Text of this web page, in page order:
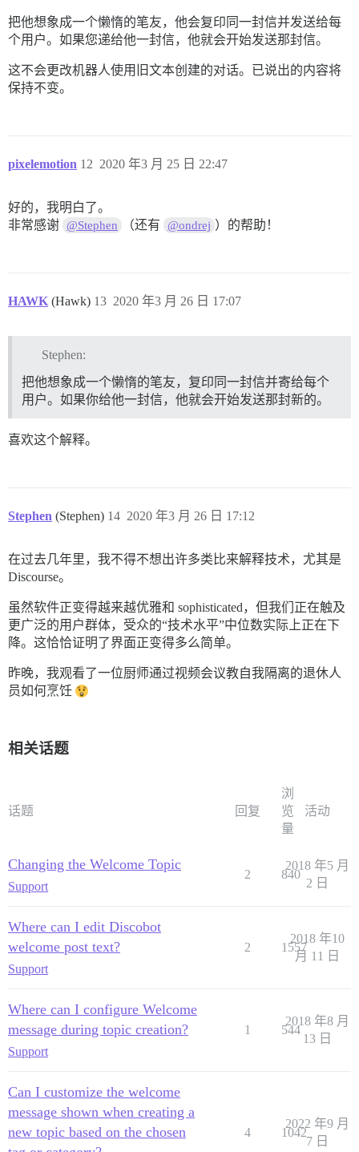
把他想象成一个懒惰的笔友，他会复印同一封信并发送给每
个用户。如果您递给他一封信，他就会开始发送那封信。
这不会更改机器人使用旧文本创建的对话。已说出的内容将
保持不变。
pixelemotion 2020 年3 月 25 日 22:47
12
好的，我明白了。
非常感谢 @Stephen （还有 @ondrej ）的帮助！
HAWK (Hawk) 2020 年3 月 26 日 17:07
13
Stephen:
把他想象成一个懒惰的笔友，复印同一封信并寄给每个
用户。如果你给他一封信，他就会开始发送那封新的。
喜欢这个解释。
Stephen (Stephen) 2020 年3 月 26 日 17:12
14
在过去几年里，我不得不想出许多类比来解释技术，尤其是
Discourse。
虽然软件正变得越来越优雅和 sophisticated，但我们正在触及
更广泛的用户群体，受众的“技术水平”中位数实际上正在下
降。这恰恰证明了界面正变得多么简单。
昨晚，我观看了一位厨师通过视频会议教自我隔离的退休人
员如何烹饪
相关话题
话题 回复
浏
览
量
活动
Changing the Welcome Topic
Support
2 840
2018 年5 月
2 日
Where can I edit Discobot
welcome post text?
Support
2 1557
2018 年10
月 11 日
Where can I configure Welcome
message during topic creation?
Support
1 544
2018 年8 月
13 日
Can I customize the welcome
message shown when creating a
new topic based on the chosen
4 1042
2022 年9 月
7 日